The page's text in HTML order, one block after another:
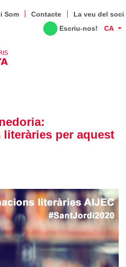
Som Contacte
La veu del soci
Escriu-nos!
CA
per aquest